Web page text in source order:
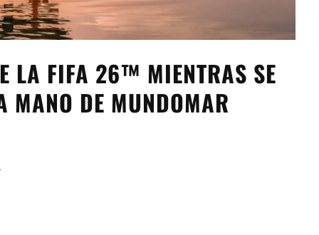
LA FIFA 26™ MIENTRAS SE
MANO DE MUNDOMAR